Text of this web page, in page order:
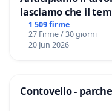
lasciamo che il
Domenico Racanati
1 509 firme
27 Firme / 30 giorni
20 Jun 2026
Contovello -